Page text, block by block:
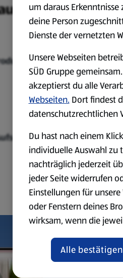
unserem
Käse
um daraus
deine Person
Dienste der vernetzten
Unsere Webseiten
SÜD Gruppe
akzeptierst du alle
Webseiten. Dort findest
datenschutzrechtlichen
Du hast nach einem
individuelle Auswahl zu
nachträglich jederzeit
jeder Seite widerrufen
Einstellungen für
oder Fenstern deines
wirksam, wenn die
aktualisiert oder
Alle bestätigen